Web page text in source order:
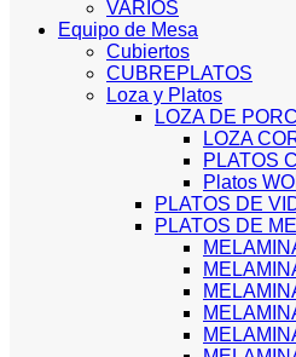
VARIOS
Equipo de Mesa
Cubiertos
CUBREPLATOS
Loza y Platos
LOZA DE
LOZA
PLATOS
Platos
PLATOS DE
PLATOS DE